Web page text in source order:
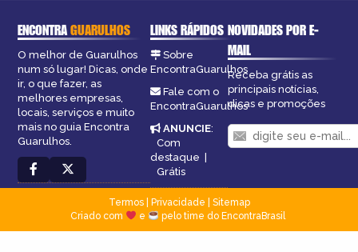
ENCONTRAGUARULHOS
O melhor de Guarulhos
num só lugar! Dicas, onde
ir, o que fazer, as
melhores empresas,
locais, serviços e muito
mais no guia Encontra
Guarulhos.
LINKS RÁPIDOS
Sobre
EncontraGuarulhos
Fale com o
EncontraGuarulhos
ANUNCIE:
Com
destaque
Grátis
NOVIDADES POR E-
MAIL
Receba grátis as
principais notícias,
dicas e promoções
Termos| Privacidade
Sitemap
Criado com
e pelo time do EncontraBrasil